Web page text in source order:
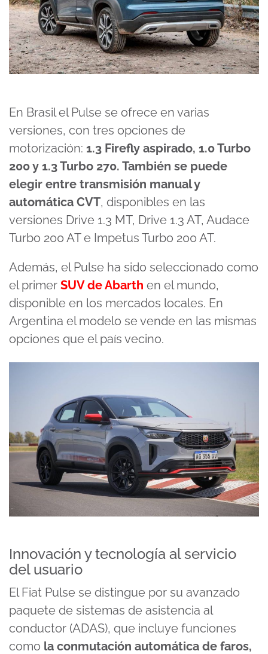
En Brasil el Pulse se ofrece en varias
versiones, con tres opciones de
motorización: 1.3 Firefly aspirado, 1.0 Turbo
200 y 1.3 Turbo 270. También se puede
elegir entre transmisión manual y
automática CVT, disponibles en las
versiones Drive 1.3 MT, Drive 1.3 AT, Audace
Turbo 200 AT e Impetus Turbo 200 AT.
Además, el Pulse ha sido seleccionado como
el primer SUV de Abarth en el mundo,
disponible en los mercados locales. En
Argentina el modelo se vende en las mismas
opciones que el país vecino.
Innovación y tecnología al servicio
del usuario
El Fiat Pulse se distingue por su avanzado
paquete de sistemas de asistencia al
conductor (ADAS), que incluye funciones
como la conmutación automática de faros,